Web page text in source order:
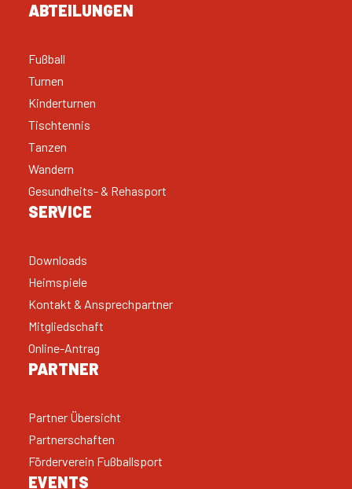
ABTEILUNGEN
Fußball
Turnen
Kinderturnen
Tischtennis
Tanzen
Wandern
Gesundheits- & Rehasport
SERVICE
Downloads
Heimspiele
Kontakt & Ansprechpartner
Mitgliedschaft
Online-Antrag
PARTNER
Partner Übersicht
Partnerschaften
Förderverein Fußballsport
EVENTS